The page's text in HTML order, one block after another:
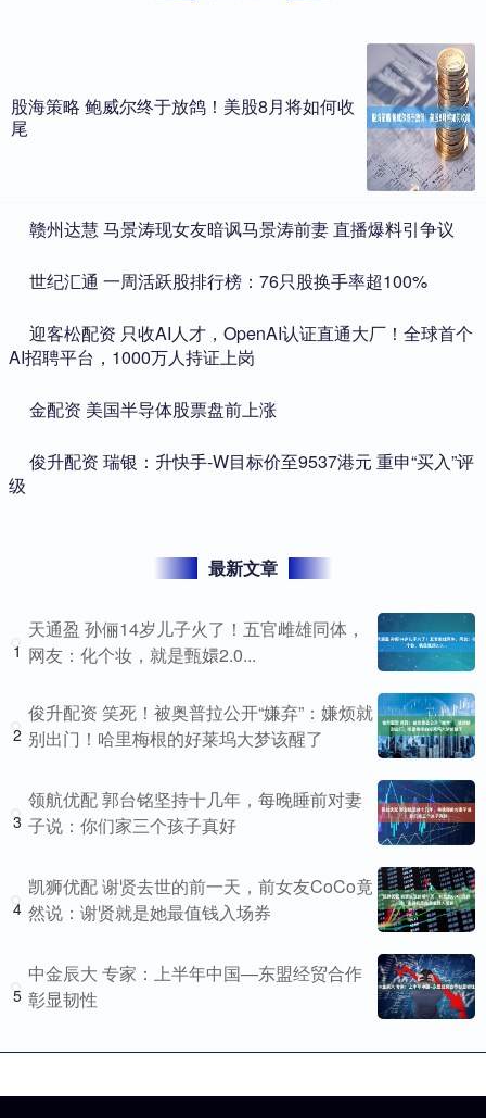
股海策略 鲍威尔终于放鸽！美股8月将如何收
尾
​赣州达慧 马景涛现女友暗讽马景涛前妻 直播爆料引争议
​世纪汇通 一周活跃股排行榜：76只股换手率超100%
​迎客松配资 只收AI人才，OpenAI认证直通大厂！全球首个
AI招聘平台，1000万人持证上岗
​金配资 美国半导体股票盘前上涨
​俊升配资 瑞银：升快手-W目标价至9537港元 重申“买入”评
级
最新文章
1
天通盈 孙俪14岁儿子火了！五官雌雄同体，
网友：化个妆，就是甄嬛2.0...
2
俊升配资 笑死！被奥普拉公开“嫌弃”：嫌烦就
别出门！哈里梅根的好莱坞大梦该醒了
3
领航优配 郭台铭坚持十几年，每晚睡前对妻
子说：你们家三个孩子真好
4
凯狮优配 谢贤去世的前一天，前女友CoCo竟
然说：谢贤就是她最值钱入场券
5
中金辰大 专家：上半年中国—东盟经贸合作
彰显韧性